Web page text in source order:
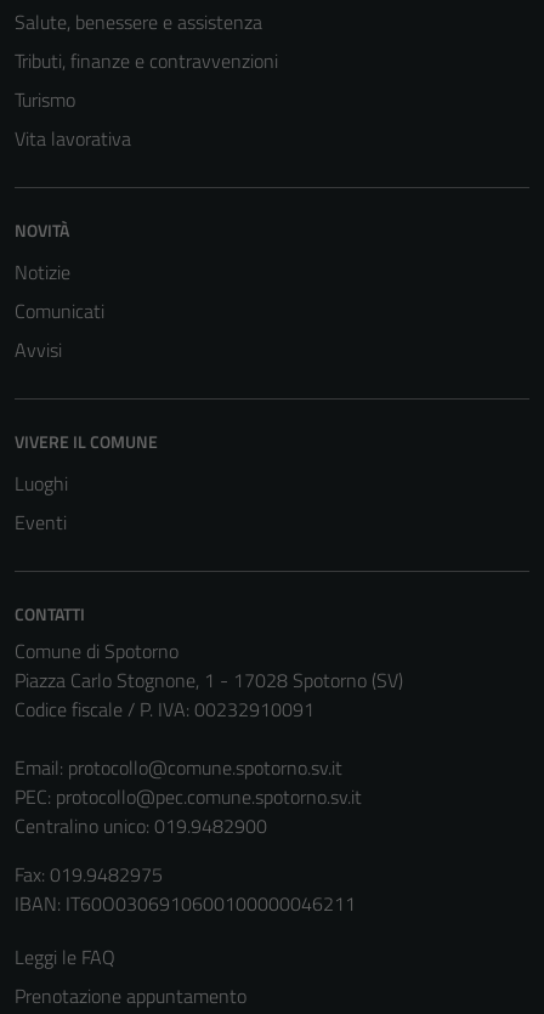
Salute, benessere e assistenza
Tributi, finanze e contravvenzioni
Turismo
Vita lavorativa
NOVITÀ
Notizie
Comunicati
Avvisi
VIVERE IL COMUNE
Luoghi
Eventi
CONTATTI
Comune di Spotorno
Piazza Carlo Stognone, 1 - 17028 Spotorno (SV)
Codice fiscale / P. IVA: 00232910091
Email: protocollo@comune.spotorno.sv.it
PEC: protocollo@pec.comune.spotorno.sv.it
Centralino unico: 019.9482900
Fax: 019.9482975
IBAN: IT60O0306910600100000046211
Leggi le FAQ
Prenotazione appuntamento